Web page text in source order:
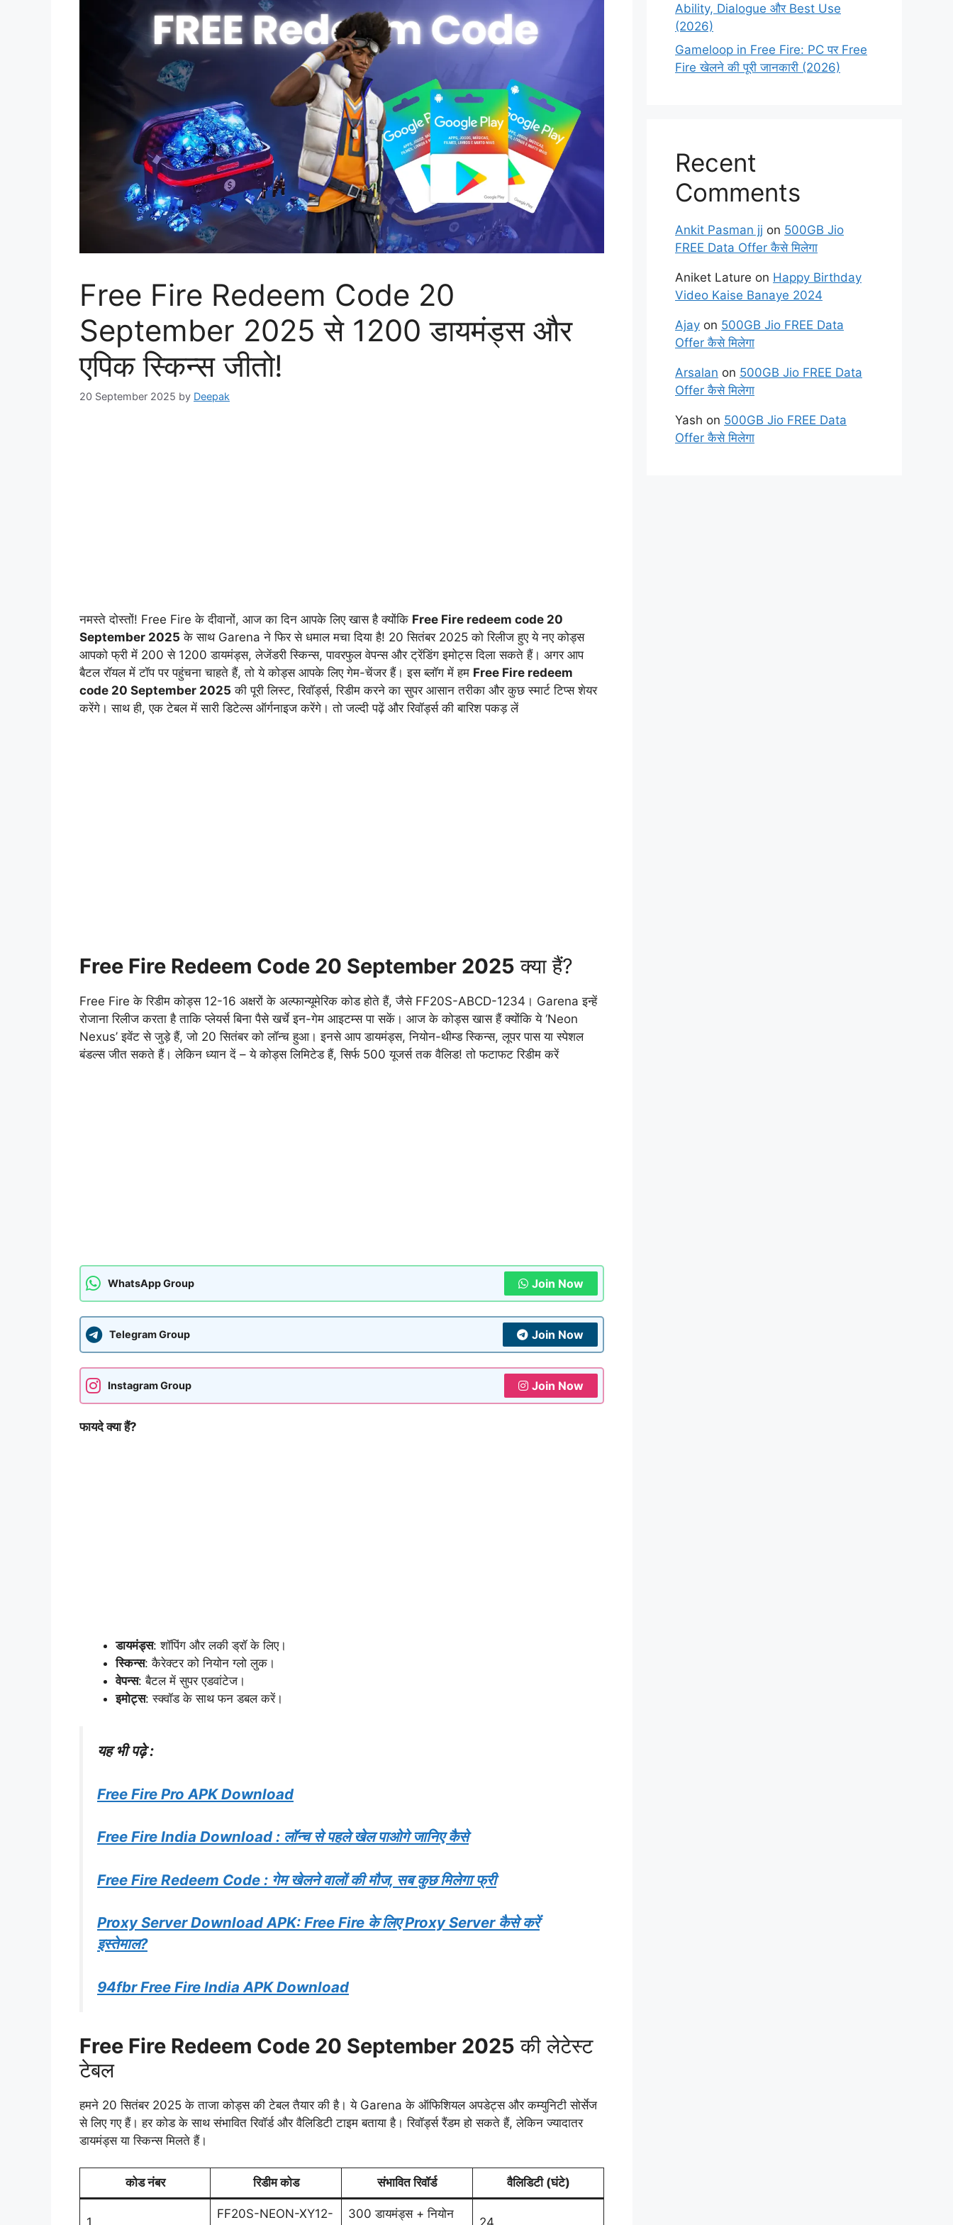
Free Fire Redeem Code 20
September 2025 से 1200 डायमंड्स और
एपिक स्किन्स जीतो!
20 September 2025 by Deepak
नमस्ते दोस्तों! Free Fire के दीवानों, आज का दिन आपके लिए खास है क्योंकि Free Fire redeem code 20
September 2025 के साथ Garena ने फिर से धमाल मचा दिया है! 20 सितंबर 2025 को रिलीज हुए ये नए कोड्स
आपको फ्री में 200 से 1200 डायमंड्स, लेजेंडरी स्किन्स, पावरफुल वेपन्स और ट्रेंडिंग इमोट्स दिला सकते हैं। अगर आप
बैटल रॉयल में टॉप पर पहुंचना चाहते हैं, तो ये कोड्स आपके लिए गेम-चेंजर हैं। इस ब्लॉग में हम Free Fire redeem
code 20 September 2025 की पूरी लिस्ट, रिवॉर्ड्स, रिडीम करने का सुपर आसान तरीका और कुछ स्मार्ट टिप्स शेयर
करेंगे। साथ ही, एक टेबल में सारी डिटेल्स ऑर्गनाइज करेंगे। तो जल्दी पढ़ें और रिवॉर्ड्स की बारिश पकड़ लें
Free Fire Redeem Code 20 September 2025 क्या हैं?
Free Fire के रिडीम कोड्स 12-16 अक्षरों के अल्फान्यूमेरिक कोड होते हैं, जैसे FF20S-ABCD-1234। Garena इन्हें
रोजाना रिलीज करता है ताकि प्लेयर्स बिना पैसे खर्चे इन-गेम आइटम्स पा सकें। आज के कोड्स खास हैं क्योंकि ये ‘Neon
Nexus’ इवेंट से जुड़े हैं, जो 20 सितंबर को लॉन्च हुआ। इनसे आप डायमंड्स, नियोन-थीम्ड स्किन्स, लूपर पास या स्पेशल
बंडल्स जीत सकते हैं। लेकिन ध्यान दें – ये कोड्स लिमिटेड हैं, सिर्फ 500 यूजर्स तक वैलिड! तो फटाफट रिडीम करें
WhatsApp Group Join Now
Telegram Group Join Now
Instagram Group Join Now
फायदे क्या हैं?
डायमंड्स: शॉपिंग और लकी ड्रॉ के लिए।
स्किन्स: कैरेक्टर को नियोन ग्लो लुक।
वेपन्स: बैटल में सुपर एडवांटेज।
इमोट्स: स्क्वॉड के साथ फन डबल करें।
यह भी पढ़े :
Free Fire Pro APK Download
Free Fire India Download : लॉन्च से पहले खेल पाओगे जानिए कैसे
Free Fire Redeem Code : गेम खेलने वालों की मौज, सब कुछ मिलेगा फ्री
Proxy Server Download APK: Free Fire के लिए Proxy Server कैसे करें
इस्तेमाल?
94fbr Free Fire India APK Download
Free Fire Redeem Code 20 September 2025 की लेटेस्ट
टेबल
हमने 20 सितंबर 2025 के ताजा कोड्स की टेबल तैयार की है। ये Garena के ऑफिशियल अपडेट्स और कम्युनिटी सोर्सेज
से लिए गए हैं। हर कोड के साथ संभावित रिवॉर्ड और वैलिडिटी टाइम बताया है। रिवॉर्ड्स रैंडम हो सकते हैं, लेकिन ज्यादातर
डायमंड्स या स्किन्स मिलते हैं।
कोड नंबर रिडीम कोड संभावित रिवॉर्ड वैलिडिटी (घंटे)
FF20S-NEON-XY12-
300 डायमंड्स + नियोन
Ability, Dialogue और Best Use
(2026)
Gameloop in Free Fire: PC पर Free
Fire खेलने की पूरी जानकारी (2026)
Recent
Comments
Ankit Pasman jj on 500GB Jio
FREE Data Offer कैसे मिलेगा
Aniket Lature on Happy Birthday
Video Kaise Banaye 2024
Ajay on 500GB Jio FREE Data
Offer कैसे मिलेगा
Arsalan on 500GB Jio FREE Data
Offer कैसे मिलेगा
Yash on 500GB Jio FREE Data
Offer कैसे मिलेगा